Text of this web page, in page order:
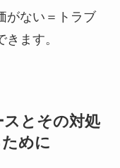
がない＝トラブ
ます。
スとその対処
めに